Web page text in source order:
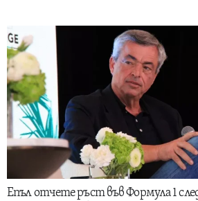
Епъл отчете ръст във Формула 1